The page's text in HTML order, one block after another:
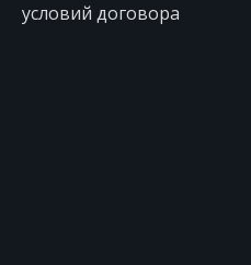
условий договора